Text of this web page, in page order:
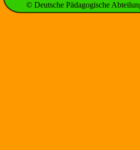
© Deutsche Pädagogische